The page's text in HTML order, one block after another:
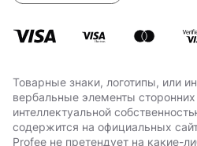
Товарные знаки, логотипы, или
вербальные элементы
интеллектуальной
содержится на официальных
Profee не претендует на какие-